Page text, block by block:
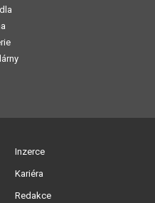
Inzerce
Kariéra
Redakce